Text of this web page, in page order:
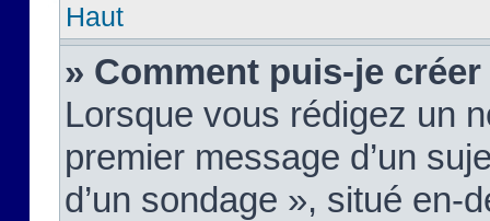
Haut
» Comment puis-je
Lorsque vous rédigez un
premier message d’un
d’un sondage », situé en-